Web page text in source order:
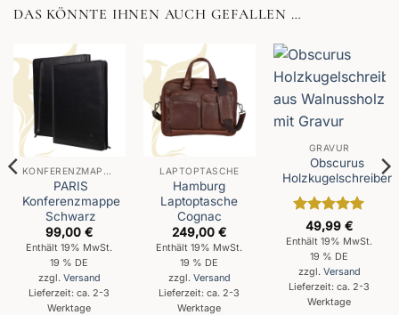
DAS KÖNNTE IHNEN AUCH GEFALLEN …
KONFERENZMAPPEN
PARIS
Konferenzmappe
Schwarz
99,00€
Enthält 19% MwSt.
19 % DE
zzgl. Versand
Lieferzeit: ca. 2-3
Werktage
LAPTOPTASCHE
Hamburg
Laptoptasche
Cognac
249,00€
Enthält 19% MwSt.
19 % DE
zzgl. Versand
Lieferzeit: ca. 2-3
Werktage
GRAVUR
Obscurus
Holzkugelschreiber
Bewertet
mit5von
49,99€
Enthält 19% MwSt.
19 % DE
zzgl. Versand
Lieferzeit: ca. 2-3
Werktage